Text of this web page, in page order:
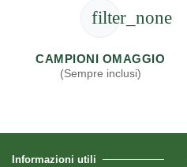
filter_none
CAMPIONI OMAGGIO
(Sempre inclusi)
Informazioni utili